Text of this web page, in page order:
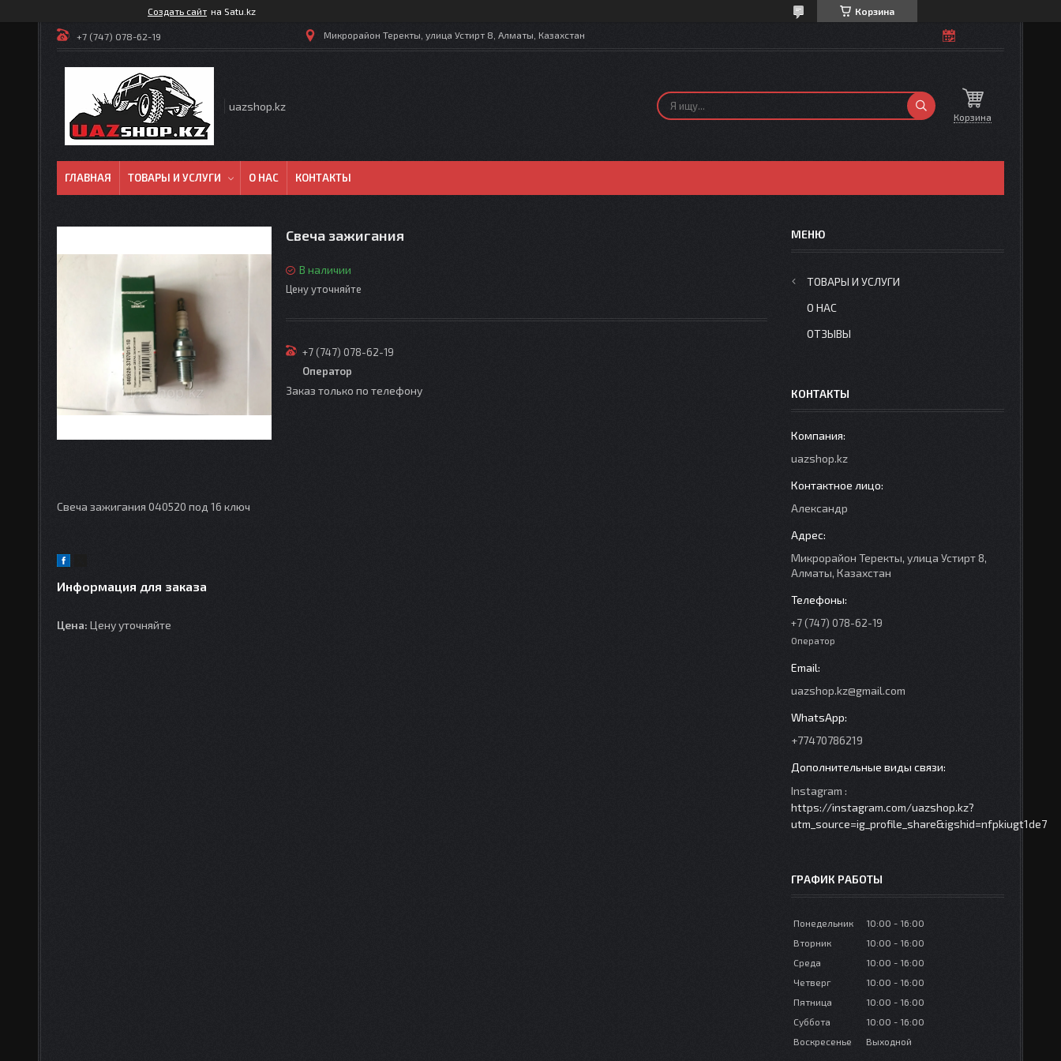
Создать сайт на Satu.kz Корзина
+7 (747) 078-62-19 Микрорайон Теректы, улица Устирт 8, Алматы, Казахстан
uazshop.kz
Корзина
ГЛАВНАЯ ТОВАРЫ И УСЛУГИ О НАС КОНТАКТЫ
Свеча зажигания
В наличии
Цену уточняйте
+7 (747) 078-62-19
Оператор
Заказ только по телефону
Свеча зажигания 040520 под 16 ключ
Информация для заказа
Цена: Цену уточняйте
ТОВАРЫ И УСЛУГИ
О НАС
ОТЗЫВЫ
КОНТАКТЫ
uazshop.kz
Александр
Микрорайон Теректы, улица Устирт 8,
Алматы, Казахстан
+7 (747) 078-62-19
Оператор
uazshop.kz@gmail.com
+77470786219
Instagram
https://instagram.com/uazshop.kz?
utm_source=ig_profile_share&igshid=nfpkiugt1de7
ГРАФИК РАБОТЫ
Понедельник 10:00
16:00
Вторник
10:00
16:00
Среда
10:00
16:00
Четверг
10:00
16:00
Пятница
10:00
16:00
Суббота
10:00
16:00
Воскресенье
Выходной